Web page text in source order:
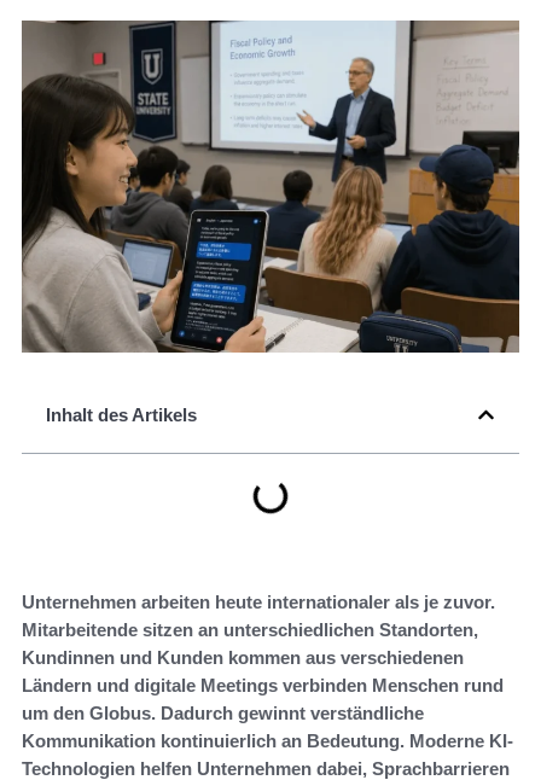
Inhalt des Artikels
Unternehmen arbeiten heute internationaler als je zuvor.
Mitarbeitende sitzen an unterschiedlichen Standorten,
Kundinnen und Kunden kommen aus verschiedenen
Ländern und digitale Meetings verbinden Menschen rund
um den Globus. Dadurch gewinnt verständliche
Kommunikation kontinuierlich an Bedeutung. Moderne KI-
Technologien helfen Unternehmen dabei, Sprachbarrieren